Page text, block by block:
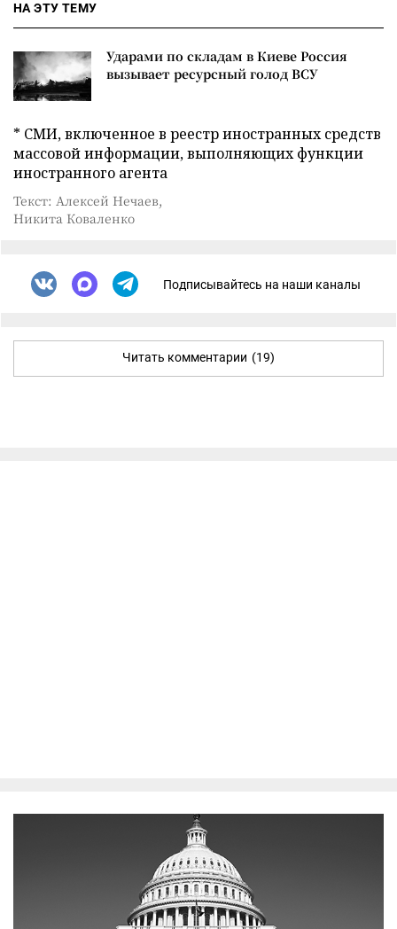
НА ЭТУ ТЕМУ
Ударами по складам в Киеве Россия
вызывает ресурсный голод ВСУ
* СМИ, включенное в реестр иностранных средств
массовой информации, выполняющих функции
иностранного агента
Текст: Алексей Нечаев,
Никита Коваленко
Подписывайтесь на наши каналы
Читать комментарии (19)